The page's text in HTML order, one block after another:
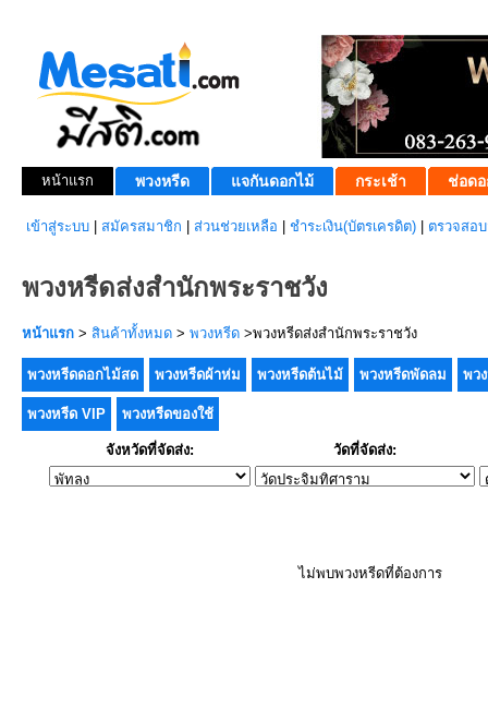
หน้าแรก พวงหรีด แจกันดอกไม้ กระเช้า ช่อดอ
เข้าสู่ระบบ สมัครสมาชิก ส่วนช่วยเหลือ ชำระเงิน(บัตรเครดิต) ตรวจสอ
พวงหรีดส่งสำนักพระราชวัง
หน้าแรก > สินค้าทั้งหมด > พวงหรีด >พวงหรีดส่งสำนักพระราชวัง
พวงหรีดดอกไม้สด พวงหรีดผ้าห่ม พวงหรีดต้นไม้ พวงหรีดพัดลม พว
พวงหรีด VIP พวงหรีดของใช้
จังหวัดที่จัดส่ง: วัดที่จัดส่ง:
ไม่พบพวงหรีดที่ต้องการ